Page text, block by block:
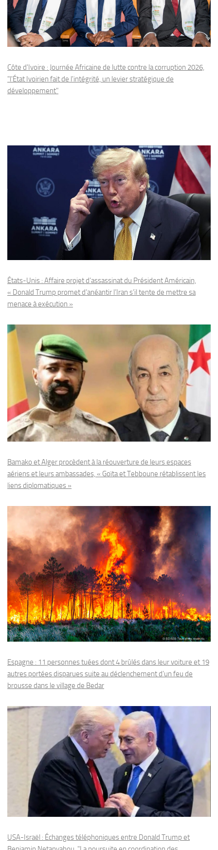
Côte d'Ivoire : Journée Africaine de lutte contre la corruption 2026,
"l'État Ivoirien fait de l'intégrité, un levier stratégique de
développement"
États-Unis : Affaire projet d’assassinat du Président Américain,
« Donald Trump promet d’anéantir l’Iran s’il tente de mettre sa
menace à exécution »
Bamako et Alger procèdent à la réouverture de leurs espaces
aériens et leurs ambassades, « Goïta et Tebboune rétablissent les
liens diplomatiques »
Espagne : 11 personnes tuées dont 4 brûlés dans leur voiture et 19
autres portées disparues suite au déclenchement d’un feu de
brousse dans le village de Bedar
USA-Israël : Échanges téléphoniques entre Donald Trump et